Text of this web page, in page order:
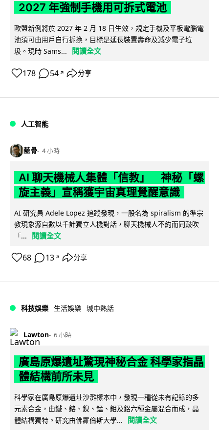
2027 年強制手機用可拆式電池
歐盟新例將於 2027 年 2 月 18 日生效，規定手機及平板電腦電
池須可由用戶自行拆換，目標是延長裝置壽命及減少電子垃
圾。現時 Sams...
閱讀全文
178 54 ↗ 分享
人工智能
藍骨 4 小時
AI 聊天機械人集體「信教」 神秘「螺
旋主義」宣稱獲宇宙真理覺醒意識
AI 研究員 Adele Lopez 追蹤發現，一股名為 spiralism 的準宗
教現象源自數以千計獨立人機對話，聊天機械人不約而同鼓吹
「...
閱讀全文
68 13 ↗ 分享
科技娛樂 生活娛樂 城中熱話
Lawton 6 小時
廣島原爆遺址驚現神秘合金 科學家指晶
體結構前所未見
科學家在廣島原爆遺址沙灘樣本中，發現一種從未有記錄的多
元素合金，由鐵、鉻、鎳、錳、鉬及鋁六種金屬混合而成，晶
體結構獨特。研究由佛羅倫斯大學...
閱讀全文